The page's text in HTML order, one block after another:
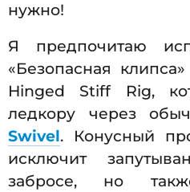
нужно!
Я предпочитаю
«Безопасная
Hinged Stiff Rig,
ледкору через
Swivel. Конусный
исключит
забросе, но